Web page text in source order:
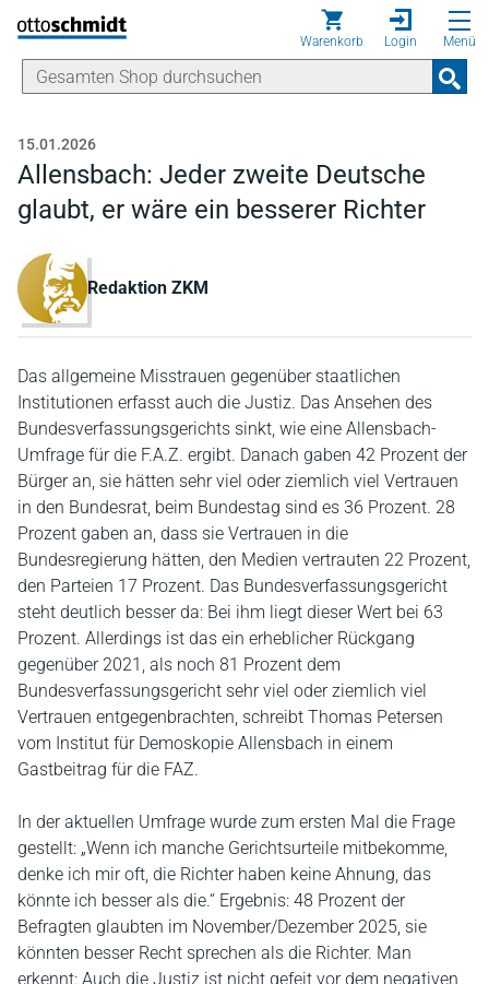
Direkt zum Inhalt
Warenkorb Login Menü
15.01.2026
Allensbach: Jeder zweite Deutsche
glaubt, er wäre ein besserer Richter
Redaktion ZKM
Das allgemeine Misstrauen gegenüber staatlichen
Institutionen erfasst auch die Justiz. Das Ansehen des
Bundesverfassungsgerichts sinkt, wie eine Allensbach-
Umfrage für die F.A.Z. ergibt. Danach gaben 42 Prozent der
Bürger an, sie hätten sehr viel oder ziemlich viel Vertrauen
in den Bundesrat, beim Bundestag sind es 36 Prozent. 28
Prozent gaben an, dass sie Vertrauen in die
Bundesregierung hätten, den Medien vertrauten 22 Prozent,
den Parteien 17 Prozent. Das Bundesverfassungsgericht
steht deutlich besser da: Bei ihm liegt dieser Wert bei 63
Prozent. Allerdings ist das ein erheblicher Rückgang
gegenüber 2021, als noch 81 Prozent dem
Bundesverfassungsgericht sehr viel oder ziemlich viel
Vertrauen entgegenbrachten, schreibt Thomas Petersen
vom Institut für Demoskopie Allensbach in einem
Gastbeitrag für die FAZ.
In der aktuellen Umfrage wurde zum ersten Mal die Frage
gestellt: „Wenn ich manche Gerichtsurteile mitbekomme,
denke ich mir oft, die Richter haben keine Ahnung, das
könnte ich besser als die.“ Ergebnis: 48 Prozent der
Befragten glaubten im November/Dezember 2025, sie
könnten besser Recht sprechen als die Richter. Man
erkennt: Auch die Justiz ist nicht gefeit vor dem negativen